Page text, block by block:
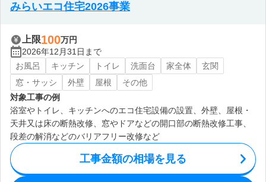
みらいエコ住宅2026事業
上限100万円
2026年12月31日まで
お風呂
キッチン トイレ 洗面台 家全体
玄関
窓・サッシ
外壁 屋根
その他
対象工事の例
浴室やトイレ、キッチンへのエコ住宅設備の設置、外壁、屋根・
天井又は床の断熱改修、窓やドアなどの開口部の断熱改修工事、
段差の解消などのバリアフリー改修など
工事金額の相場を見る